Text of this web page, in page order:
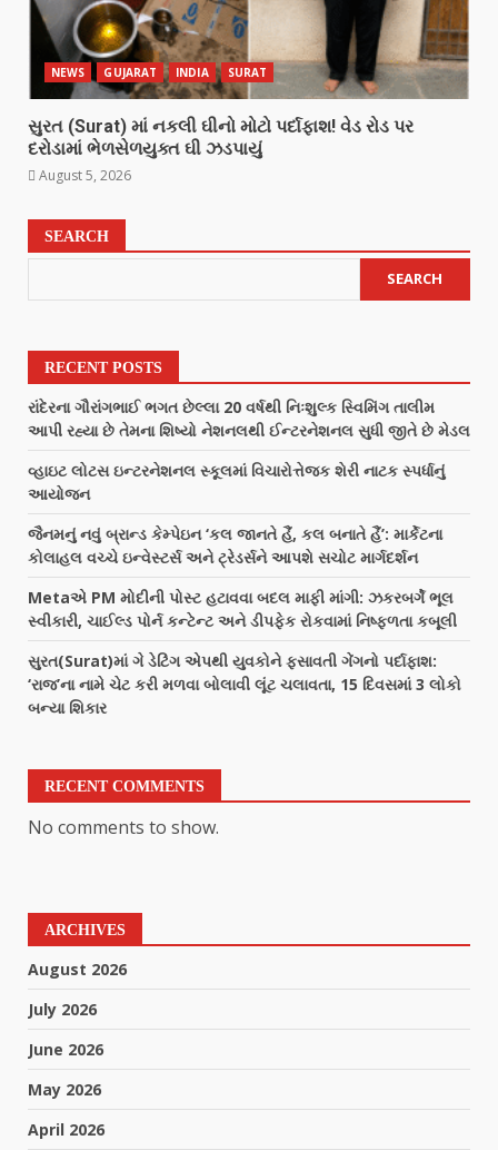
NEWS GUJARAT INDIA SURAT
સુરત (Surat) માં નકલી ઘીનો મોટો પર્દાફાશ! વેડ રોડ પર
દરોડામાં ભેળસેળયુક્ત ઘી ઝડપાયું
August 5, 2026
SEARCH
SEARCH
RECENT POSTS
રાંદેરના ગૌરાંગભાઈ ભગત છેલ્લા 20 વર્ષથી નિઃશુલ્ક સ્વિમિંગ તાલીમ
આપી રહ્યા છે તેમના શિષ્યો નેશનલથી ઈન્ટરનેશનલ સુધી જીતે છે મેડલ
વ્હાઇટ લોટસ ઇન્ટરનેશનલ સ્કૂલમાં વિચારોત્તેજક શેરી નાટક સ્પર્ધાનું
આયોજન
જૈનમનું નવું બ્રાન્ડ કેમ્પેઇન ‘કલ જાનતે હૈં, કલ બનાતે હૈં’: માર્કેટના
કોલાહલ વચ્ચે ઇન્વેસ્ટર્સ અને ટ્રેડર્સને આપશે સચોટ માર્ગદર્શન
Metaએ PM મોદીની પોસ્ટ હટાવવા બદલ માફી માંગી: ઝકરબર્ગે ભૂલ
સ્વીકારી, ચાઈલ્ડ પોર્ન કન્ટેન્ટ અને ડીપફેક રોકવામાં નિષ્ફળતા કબૂલી
સુરત(Surat)માં ગે ડેટિંગ એપથી યુવકોને ફસાવતી ગેંગનો પર્દાફાશ:
‘રાજ’ના નામે ચેટ કરી મળવા બોલાવી લૂંટ ચલાવતા, 15 દિવસમાં 3 લોકો
બન્યા શિકાર
RECENT COMMENTS
No comments to show.
ARCHIVES
August 2026
July 2026
June 2026
May 2026
April 2026